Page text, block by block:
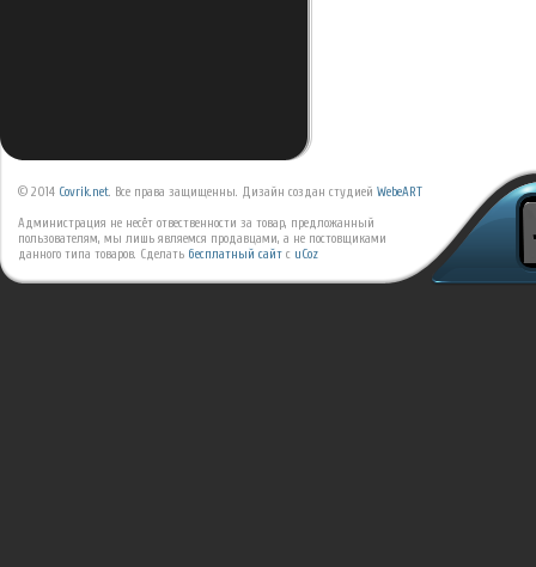
© 2014 Covrik.net. Все права защищенны. Дизайн создан студией WebeART
Администрация не несёт отвественности за товар, предложанный
пользователям, мы лишь являемся продавцами, а не постовщиками
данного типа товаров. Сделать бесплатный сайт с uCoz